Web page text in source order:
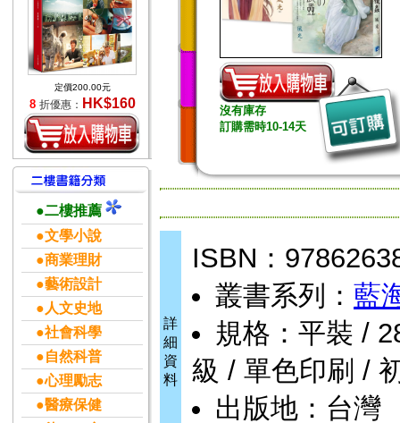
定價200.00元
8 折優惠： HK$160
●二樓推薦
●文學小說
●商業理財
●藝術設計
●人文史地
●社會科學
●自然科普
●心理勵志
●醫療保健
沒有庫存
訂購需時10-14天
詳
細
資
料
ISBN：
叢書系列： 藍
規格：平裝 /
級 / 單色印刷 /
出版地：台灣